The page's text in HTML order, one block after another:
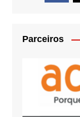
Parceiros